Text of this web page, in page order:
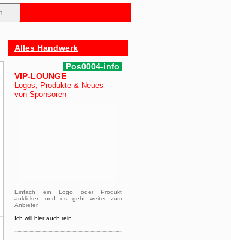
Alles Handwerk
Pos0004-info
VIP-LOUNGE
Logos, Produkte & Neues
von Sponsoren
Einfach ein Logo oder Produkt
anklicken und es geht weiter zum
Anbieter.
Ich will hier auch rein ...